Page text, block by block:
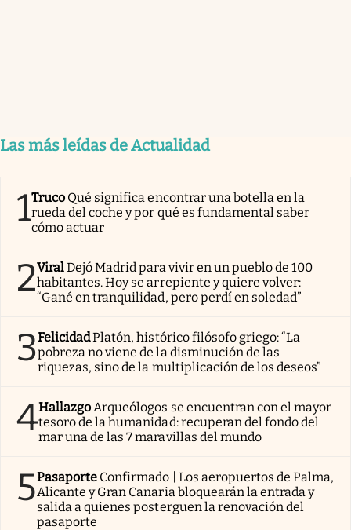
Las más leídas de Actualidad
1Truco Qué significa encontrar una botella en la
rueda del coche y por qué es fundamental saber
cómo actuar
2ViralDejó Madrid para vivir en un pueblo de 100
habitantes. Hoy se arrepiente y quiere volver:
“Gané en tranquilidad, pero perdí en soledad”
3FelicidadPlatón, histórico filósofo griego: “La
pobreza no viene de la disminución de las
riquezas, sino de la multiplicación de los deseos”
4Hallazgo Arqueólogos se encuentran con el mayor
tesoro de la humanidad: recuperan del fondo del
mar una de las 7 maravillas del mundo
5Pasaporte Confirmado | Los aeropuertos de Palma,
Alicante y Gran Canaria bloquearán la entrada y
salida a quienes posterguen la renovación del
pasaporte